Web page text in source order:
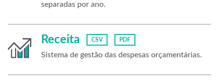
separadas por ano.
Receita CSV PDF
Sistema de gestão das despesas orçamentárias.